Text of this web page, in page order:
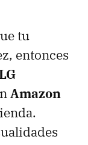
tu
entonces
Amazon